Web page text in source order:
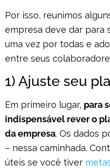
Por isso, reunimos
empresa deve dar para
uma vez por todas e
entre seus
1) Ajuste seu
Em primeiro lugar, para
indispensável rever o
da empresa. Os dados
– nessa caminhada.
úteis se você tiver